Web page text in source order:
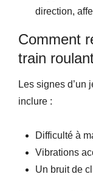
direction,
Comment
train
Les signes d’un
inclure :
Difficulté à
Vibrations
Un bruit de